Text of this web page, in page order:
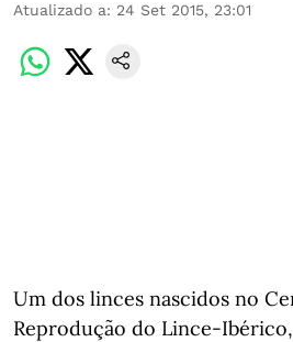
Atualizado a: 24 Set 2015, 23:01
Um dos linces nascidos no
Reprodução do Lince-